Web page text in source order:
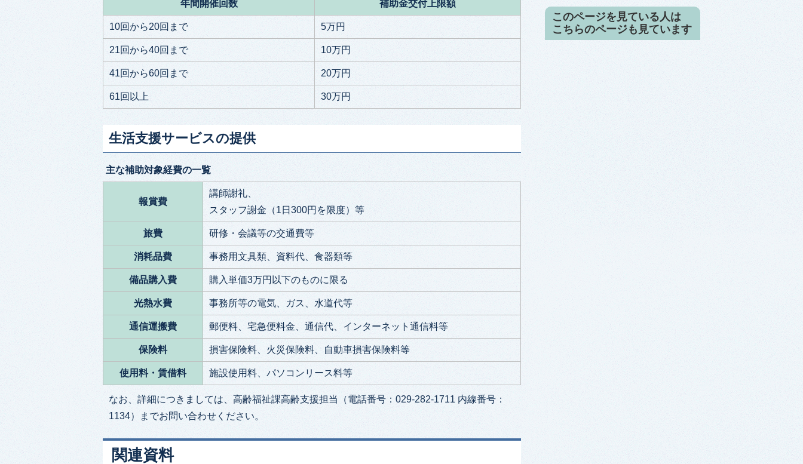
年間開催回数 補助金交付上限額
10回から20回まで 5万円
21回から40回まで 10万円
41回から60回まで 20万円
61回以上 30万円
生活支援サービスの提供
主な補助対象経費の一覧
報賞費
講師謝礼、
スタッフ謝金（1日300円を限度）等
旅費 研修・会議等の交通費等
消耗品費 事務用文具類、資料代、食器類等
備品購入費 購入単価3万円以下のものに限る
光熱水費 事務所等の電気、ガス、水道代等
通信運搬費 郵便料、宅急便料金、通信代、インターネット通信料等
保険料 損害保険料、火災保険料、自動車損害保険料等
使用料・賃借料 施設使用料、パソコンリース料等
なお、詳細につきましては、高齢福祉課高齢支援担当（電話番号：029-282-1711 内線番号：
1134）までお問い合わせください。
関連資料
このページを見ている人は
こちらのページも見ています